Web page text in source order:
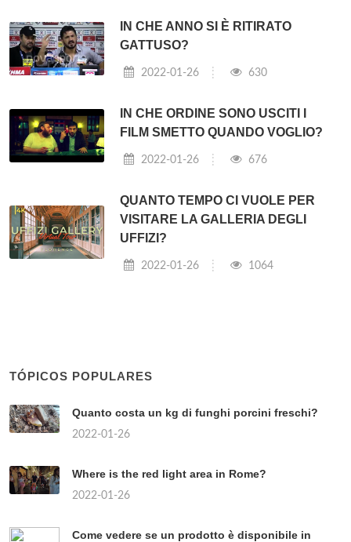
IN CHE ANNO SI È RITIRATO
GATTUSO?
2022-01-26 630
IN CHE ORDINE SONO USCITI I
FILM SMETTO QUANDO VOGLIO?
2022-01-26 676
QUANTO TEMPO CI VUOLE PER
VISITARE LA GALLERIA DEGLI
UFFIZI?
2022-01-26 1064
TÓPICOS POPULARES
Quanto costa un kg di funghi porcini freschi?
2022-01-26
Where is the red light area in Rome?
2022-01-26
Come vedere se un prodotto è disponibile in